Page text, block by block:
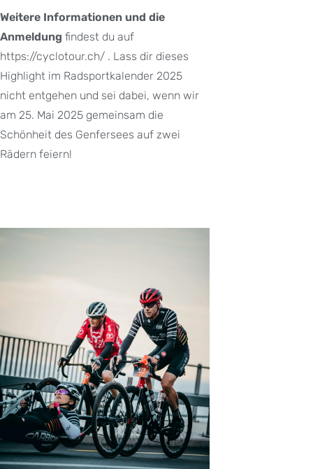
Weitere Informationen und die
Anmeldung findest du auf
https://cyclotour.ch/ . Lass dir dieses
Highlight im Radsportkalender 2025
nicht entgehen und sei dabei, wenn wir
am 25. Mai 2025 gemeinsam die
Schönheit des Genfersees auf zwei
Rädern feiern!